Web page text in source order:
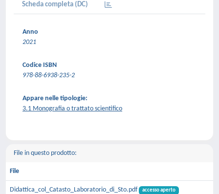
Scheda completa (DC)
Anno
2021
Codice ISBN
978-88-6938-235-2
Appare nelle tipologie:
3.1 Monografia o trattato scientifico
File in questo prodotto:
File
Didattica_col_Catasto_Laboratorio_di_Sto.pdf accesso aperto